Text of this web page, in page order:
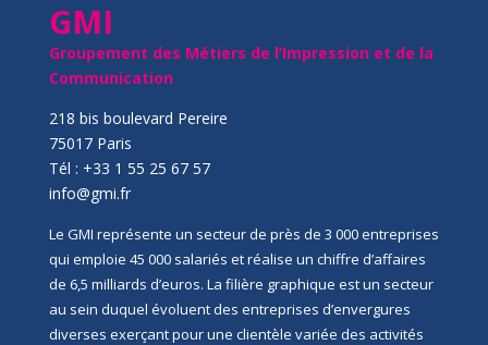
GMI
Groupement des Métiers de l’Impression et de la
Communication
218 bis boulevard Pereire
75017 Paris
Tél : +33 1 55 25 67 57
info@gmi.fr
Le GMI représente un secteur de près de 3 000 entreprises
qui emploie 45 000 salariés et réalise un chiffre d’affaires
de 6,5 milliards d’euros. La filière graphique est un secteur
au sein duquel évoluent des entreprises d’envergures
diverses exerçant pour une clientèle variée des activités